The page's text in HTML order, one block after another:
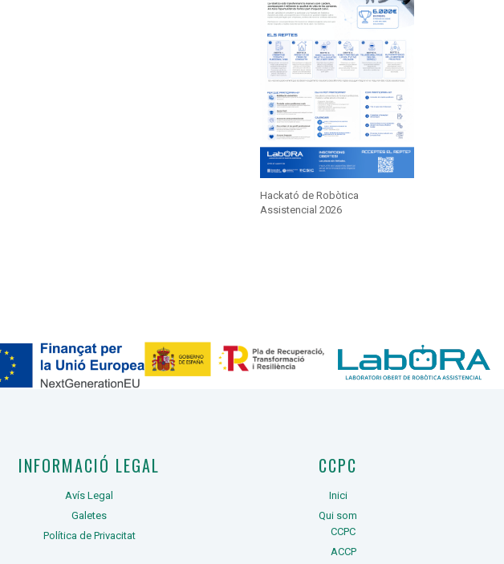
Hackató de Robòtica
Assistencial 2026
INFORMACIÓ LEGAL
Avís Legal
Galetes
Política de Privacitat
CCPC
Inici
Qui som
CCPC
ACCP